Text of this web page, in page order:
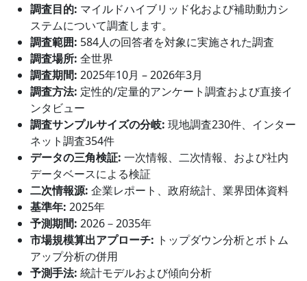
調査目的: マイルドハイブリッド化および補助動力シ
ステムについて調査します。
調査範囲: 584人の回答者を対象に実施された調査
調査場所: 全世界
調査期間: 2025年10月 – 2026年3月
調査方法: 定性的/定量的アンケート調査および直接イ
ンタビュー
調査サンプルサイズの分岐: 現地調査230件、インター
ネット調査354件
データの三角検証: 一次情報、二次情報、および社内
データベースによる検証
二次情報源: 企業レポート、政府統計、業界団体資料
基準年: 2025年
予測期間: 2026－2035年
市場規模算出アプローチ: トップダウン分析とボトム
アップ分析の併用
予測手法: 統計モデルおよび傾向分析